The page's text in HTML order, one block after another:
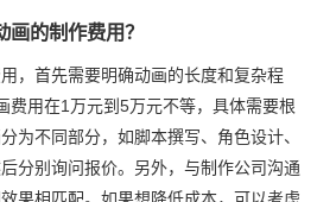
的制作费用？
，首先需要明确动画的长度和复杂程
费用在1万元到5万元不等，具体需要根
为不同部分，如脚本撰写、角色设计、
分别询问报价。另外，与制作公司沟通